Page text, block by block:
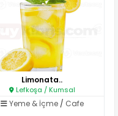
Limonata..
Lefkoşa / Kumsal
Yeme & İçme/ Cafe